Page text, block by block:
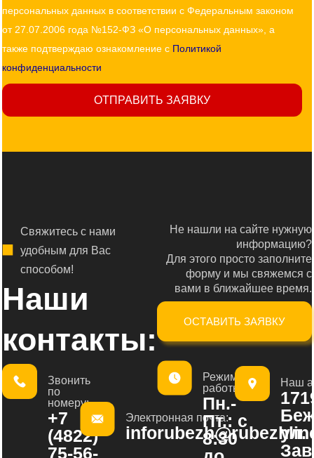
персональных данных в соответствии с Федеральным законом
от 27.07.2006 года №152-ФЗ «О персональных данных», а
также подтверждаю ознакомление с Политикой
конфиденциальности
ОТПРАВИТЬ ЗАЯВКУ
Свяжитесь с нами
удобным для Вас
способом!
Наши
контакты:
Не нашли на сайте нужную
информацию?
Для этого просто заполните
форму и мы свяжемся с
вами в ближайшее время.
ОСТАВИТЬ ЗАЯВКУ
Звонить
по
номеру:
+7
(4822)
75-56-
Электронная почта:
Режим
работы:
Пн.-
Пт.: с
8:30
Наш
ул.